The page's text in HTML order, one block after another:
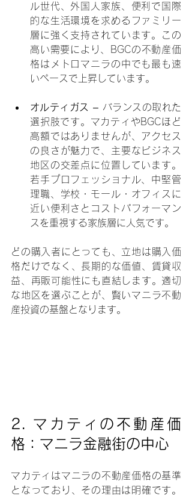
ル世代、外国人家族、便利で国際
的な生活環境を求めるファミリー
層に強く支持されています。この
高い需要により、BGCの不動産価
格はメトロマニラの中でも最も速
いペースで上昇しています。
オルティガス
– バランスの取れた
選択肢です。マカティやBGCほど
高額ではありませんが、アクセス
の良さが魅力で、主要なビジネス
地区の交差点に位置しています。
若手プロフェッショナル、中堅管
理職、学校・モール・オフィスに
近い便利さとコストパフォーマン
スを重視する家族層に人気です。
どの購入者にとっても、立地は購入価
格だけでなく、長期的な価値、賃貸収
益、再販可能性にも直結します。適切
な地区を選ぶことが、賢いマニラ不動
産投資の基盤となります。
2. マカティの不動産価
格：マニラ金融街の中心
マカティはマニラの不動産価格の基準
となっており、その理由は明確です。